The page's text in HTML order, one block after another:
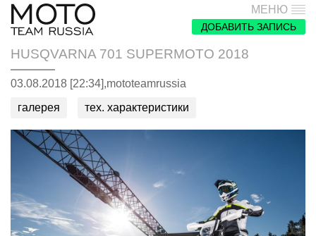
МЕНЮ
ДОБАВИТЬ ЗАПИСЬ
HUSQVARNA 701 SUPERMOTO 2018
03.08.2018 [22:34],mototeamrussia
галерея
тех. характеристики